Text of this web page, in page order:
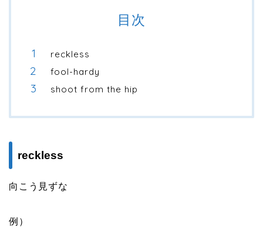
目次
reckless
fool-hardy
shoot from the hip
reckless
向こう見ずな
例）